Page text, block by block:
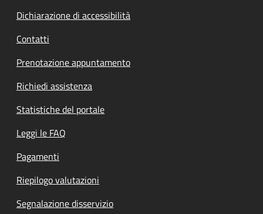
Dichiarazione di accessibilità
Contatti
Prenotazione appuntamento
Richiedi assistenza
Statistiche del portale
Leggi le FAQ
Pagamenti
Riepilogo valutazioni
Segnalazione disservizio